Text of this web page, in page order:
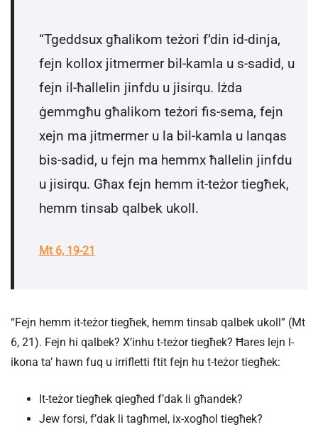
“Tgeddsux għalikom teżori f’din id-dinja,
fejn kollox jitmermer bil-kamla u s-sadid, u
fejn il-ħallelin jinfdu u jisirqu. Iżda
ġemmgħu għalikom teżori fis-sema, fejn
xejn ma jitmermer u la bil-kamla u lanqas
bis-sadid, u fejn ma hemmx ħallelin jinfdu
u jisirqu. Għax fejn hemm it-teżor tiegħek,
hemm tinsab qalbek ukoll.
Mt 6, 19-21
“Fejn hemm it-teżor tiegħek, hemm tinsab qalbek ukoll” (Mt
6, 21). Fejn hi qalbek? X’inhu t-teżor tiegħek? Ħares lejn l-
ikona ta’ hawn fuq u irrifletti ftit fejn hu t-teżor tiegħek:
It-teżor tiegħek qiegħed f’dak li għandek?
Jew forsi, f’dak li tagħmel, ix-xogħol tiegħek?